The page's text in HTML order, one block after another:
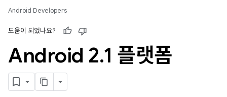
Android Developers
도움이 되었나요?
Android 2.1 플랫폼